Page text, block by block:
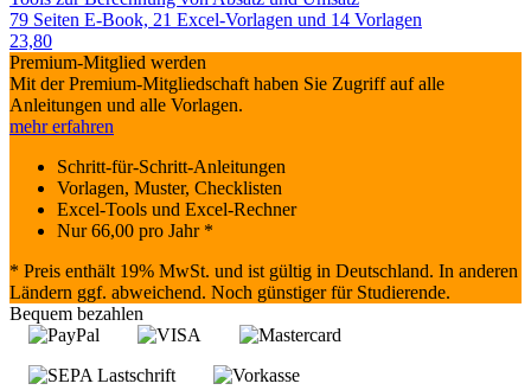
79 Seiten E-Book, 21 Excel-Vorlagen und 14 Vorlagen
23,80
Premium-Mitglied werden
Mit der Premium-Mitgliedschaft haben Sie Zugriff auf alle
Anleitungen und alle Vorlagen.
mehr erfahren
Schritt-für-Schritt-Anleitungen
Vorlagen, Muster, Checklisten
Excel-Tools und Excel-Rechner
Nur66,00 pro Jahr *
* Preis enthält 19% MwSt. und ist gültig in Deutschland. In anderen
Ländern ggf. abweichend. Noch günstiger für Studierende.
Bequem bezahlen